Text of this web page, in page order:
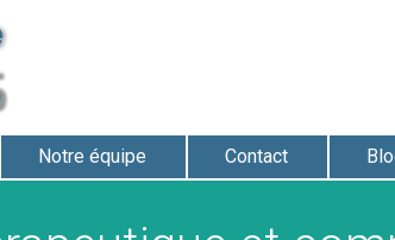
Notre équipe Contact